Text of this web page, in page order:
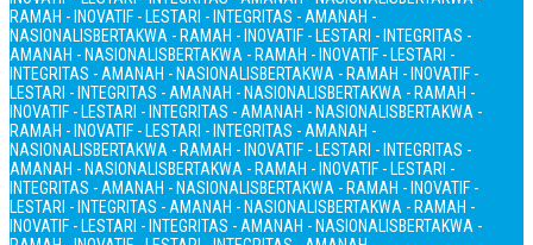
RAMAH - INOVATIF - LESTARI - INTEGRITAS - AMANAH -
NASIONALISBERTAKWA - RAMAH - INOVATIF - LESTARI - INTEGRITAS -
AMANAH - NASIONALISBERTAKWA - RAMAH - INOVATIF - LESTARI -
INTEGRITAS - AMANAH - NASIONALISBERTAKWA - RAMAH - INOVATIF -
LESTARI - INTEGRITAS - AMANAH - NASIONALISBERTAKWA - RAMAH -
INOVATIF - LESTARI - INTEGRITAS - AMANAH - NASIONALISBERTAKWA -
RAMAH - INOVATIF - LESTARI - INTEGRITAS - AMANAH -
NASIONALISBERTAKWA - RAMAH - INOVATIF - LESTARI - INTEGRITAS -
AMANAH - NASIONALISBERTAKWA - RAMAH - INOVATIF - LESTARI -
INTEGRITAS - AMANAH - NASIONALISBERTAKWA - RAMAH - INOVATIF -
LESTARI - INTEGRITAS - AMANAH - NASIONALISBERTAKWA - RAMAH -
INOVATIF - LESTARI - INTEGRITAS - AMANAH - NASIONALISBERTAKWA -